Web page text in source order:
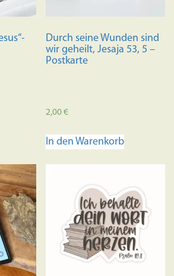
der
gewählt
werden
Durch seine Wunden sind
wir geheilt, Jesaja 53, 5 –
Postkarte
2,00€
In den Warenkorb